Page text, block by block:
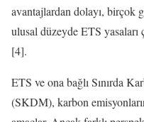
avantajlardan dolayı, birçok
ulusal düzeyde ETS yasaları
[4].
ETS ve ona bağlı Sınırda
(SKDM), karbon